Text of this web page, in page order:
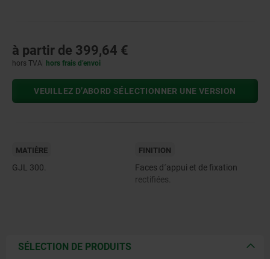
à partir de 399,64 €
hors TVA hors frais d’envoi
VEUILLEZ D’ABORD SÉLECTIONNER UNE VERSION
MATIÈRE
GJL 300.
FINITION
Faces d´appui et de fixation
rectifiées.
SÉLECTION DE PRODUITS